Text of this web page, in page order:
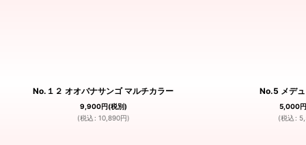
No.１２ オオバナサンゴ マルチカラー
9,900円(税別)
(税込 : 10,890円)
No.5 メデ
5,000円
(税込 :